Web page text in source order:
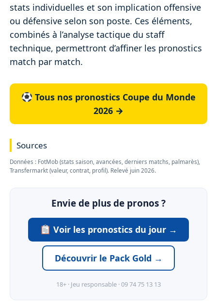
stats individuelles et son implication offensive
ou défensive selon son poste. Ces éléments,
combinés à l’analyse tactique du staff
technique, permettront d’affiner les pronostics
match par match.
Tous nos pronostics Coupe du Monde
2026 →
Sources
Données : FotMob (stats saison, avancées, derniers matchs, palmarès),
Transfermarkt (valeur, contrat, profil). Relevé juin 2026.
Envie de plus de pronos ?
Voir les pronostics du jour →
Découvrir le Pack Gold →
18+ · Jeu responsable · 09 74 75 13 13